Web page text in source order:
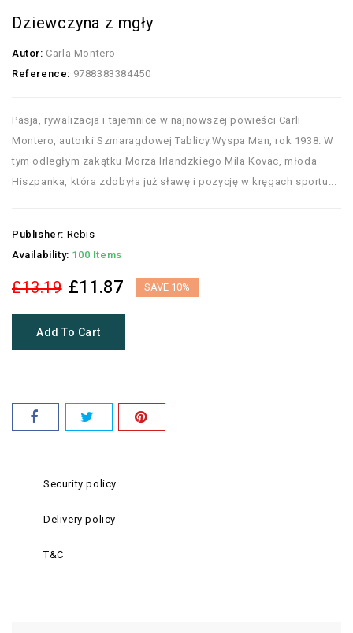
Dziewczyna z mgły
Autor: Carla Montero
Reference: 9788383384450
Pasja, rywalizacja i tajemnice w najnowszej powieści Carli
Montero, autorki Szmaragdowej Tablicy.Wyspa Man, rok 1938. W
tym odległym zakątku Morza Irlandzkiego Mila Kovac, młoda
Hiszpanka, która zdobyła już sławę i pozycję w kręgach sportu...
Publisher: Rebis
Availability: 100 Items
£13.19 £11.87 SAVE 10%
Add To Cart
Security policy
Delivery policy
T&C